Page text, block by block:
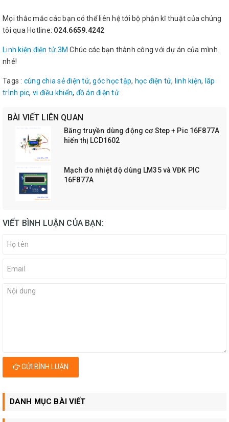
Mọi thắc mắc các bạn có thể liên hệ tới bộ phận kĩ thuật của chúng
tôi qua Hotline: 024.6659.4242
Linh kiện điện tử 3M Chúc các bạn thành công với dự án của mình
nhé!
Tags : cùng chia sẻ điện tử,góc học tập, học điện tử, linh kiện, lâp
trình pic, vi điều khiển, đồ án điện tử
BÀI VIẾT LIÊN QUAN
Băng truyền dùng động cơ Step + Pic 16F877A
hiển thị LCD1602
Mạch đo nhiệt độ dùng LM35 và VĐK PIC
16F877A
VIẾT BÌNH LUẬN CỦA BẠN:
GỬI BÌNH LUẬN
DANH MỤC BÀI VIẾT